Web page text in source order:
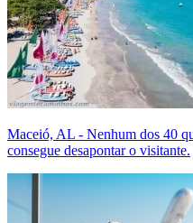
Maceió, AL - Nenhum dos 40
consegue desapontar o visitante.